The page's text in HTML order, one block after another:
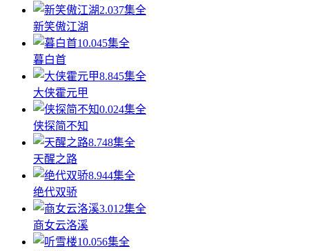
2.037集全
新笑傲江湖
10.045集全
暮白首
8.845集全
大侠霍元甲
0.024集全
侠探简不知
8.748集全
天醒之路
8.944集全
绝代双骄
3.012集全
商女云洛溪
10.056集全